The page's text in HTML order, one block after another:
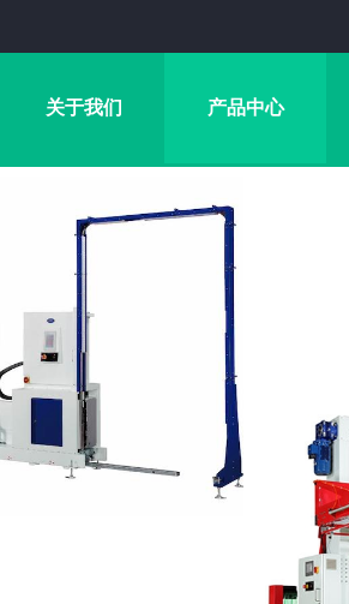
关于我们 产品中心